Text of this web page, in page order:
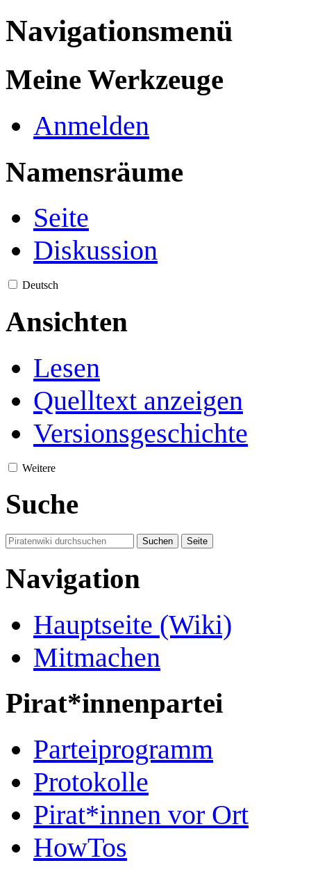
Navigationsmenü
Meine Werkzeuge
Anmelden
Namensräume
Seite
Diskussion
Deutsch
Ansichten
Lesen
Quelltext anzeigen
Versionsgeschichte
Weitere
Suche
Navigation
Hauptseite (Wiki)
Mitmachen
Pirat*innenpartei
Parteiprogramm
Protokolle
Pirat*innen vor Ort
HowTos